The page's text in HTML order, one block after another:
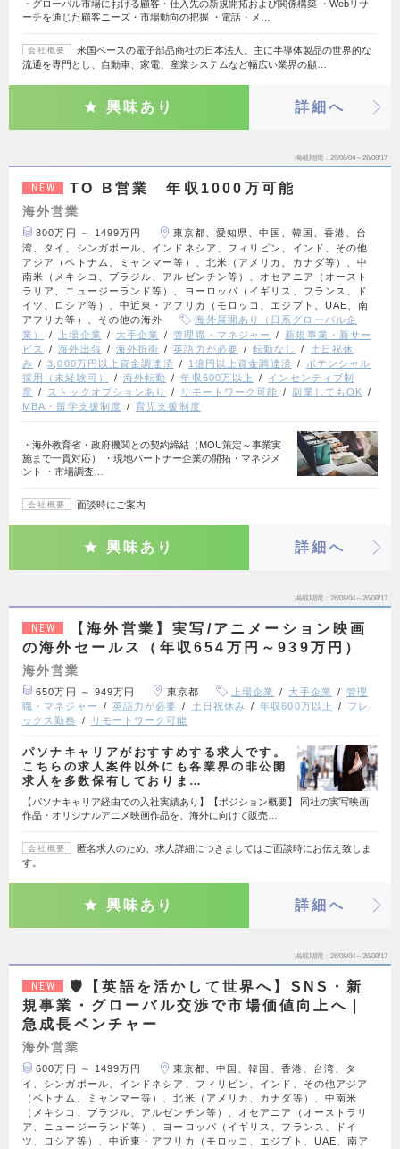
・グローバル市場における顧客・仕入先の新規開拓および関係構築 ・Webリサ
ーチを通じた顧客ニーズ・市場動向の把握 ・電話・メ…
会社概要
米国ベースの電子部品商社の日本法人。主に半導体製品の世界的な
流通を専門とし、自動車、家電、産業システムなど幅広い業界の顧…
興味あり 詳細へ
掲載期間 26/08/04～26/08/17
NEW TO B営業 年収1000万可能
海外営業
800万円 ～ 1499万円
東京都、愛知県、中国、韓国、香港、台
湾、タイ、シンガポール、インドネシア、フィリピン、インド、その他
アジア（ベトナム、ミャンマー等）、北米（アメリカ、カナダ等）、中
南米（メキシコ、ブラジル、アルゼンチン等）、オセアニア（オースト
ラリア、ニュージーランド等）、ヨーロッパ（イギリス、フランス、ド
イツ、ロシア等）、中近東・アフリカ（モロッコ、エジプト、UAE、南
アフリカ等）、その他の海外
海外展開あり（日系グローバル企
業）
上場企業 大手企業 管理職・マネジャー
新規事業・新サー
ビス
海外出張 海外折衝 英語力が必要 転勤なし
土日祝休
み
3,000万円以上資金調達済 1億円以上資金調達済
ポテンシャル
採用（未経験可）
海外転勤 年収600万以上
インセンティブ制
度
ストックオプションあり リモートワーク可能
副業してもOK
MBA・留学支援制度
育児支援制度
・海外教育省・政府機関との契約締結（MOU策定～事業実
施まで一貫対応） ・現地パートナー企業の開拓・マネジメ
ント ・市場調査…
会社概要 面談時にご案内
興味あり 詳細へ
掲載期間 26/08/04～26/08/17
NEW
【海外営業】実写/アニメーション映画
の海外セールス（年収654万円～939万円）
海外営業
650万円 ～ 949万円 東京都 上場企業 大手企業
管理
職・マネジャー
英語力が必要 土日祝休み 年収600万以上
フレ
ックス勤務
リモートワーク可能
パソナキャリアがおすすめする求人です。
こちらの求人案件以外にも各業界の非公開
求人を多数保有しておりま…
【パソナキャリア経由での入社実績あり】【ポジション概要】 同社の実写映画
作品・オリジナルアニメ映画作品を、海外に向けて販売…
会社概要
匿名求人のため、求人詳細につきましてはご面談時にお伝え致しま
す。
興味あり 詳細へ
掲載期間 26/08/04～26/08/17
NEW
🛡️【英語を活かして世界へ】SNS・新
規事業・グローバル交渉で市場価値向上へ❘
急成長ベンチャー
海外営業
600万円 ～ 1499万円
東京都、中国、韓国、香港、台湾、タ
イ、シンガポール、インドネシア、フィリピン、インド、その他アジア
（ベトナム、ミャンマー等）、北米（アメリカ、カナダ等）、中南米
（メキシコ、ブラジル、アルゼンチン等）、オセアニア（オーストラリ
ア、ニュージーランド等）、ヨーロッパ（イギリス、フランス、ドイ
ツ、ロシア等）、中近東・アフリカ（モロッコ、エジプト、UAE、南ア